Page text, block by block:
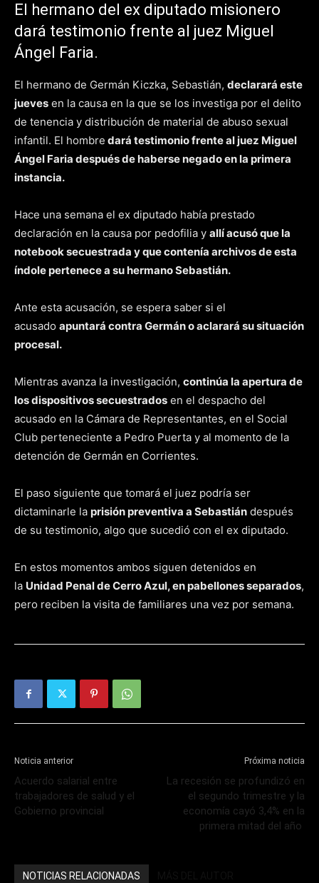
El hermano del ex diputado misionero
dará testimonio frente al juez Miguel
Ángel Faria.
El hermano de Germán Kiczka, Sebastián, declarará este
jueves en la causa en la que se los investiga por el delito
de tenencia y distribución de material de abuso sexual
infantil. El hombre dará testimonio frente al juez Miguel
Ángel Faria después de haberse negado en la primera
instancia.
Hace una semana el ex diputado había prestado
declaración en la causa por pedofilia y allí acusó que la
notebook secuestrada y que contenía archivos de esta
índole pertenece a su hermano Sebastián.
Ante esta acusación, se espera saber si el
acusado apuntará contra Germán o aclarará su situación
procesal.
Mientras avanza la investigación, continúa la apertura de
los dispositivos secuestrados en el despacho del
acusado en la Cámara de Representantes, en el Social
Club perteneciente a Pedro Puerta y al momento de la
detención de Germán en Corrientes.
El paso siguiente que tomará el juez podría ser
dictaminarle la prisión preventiva a Sebastián después
de su testimonio, algo que sucedió con el ex diputado.
En estos momentos ambos siguen detenidos en
la Unidad Penal de Cerro Azul, en pabellones separados,
pero reciben la visita de familiares una vez por semana.
Noticia anterior
Acuerdo salarial entre
trabajadores de salud y el
Gobierno provincial
Próxima noticia
La recesión se profundizó en
el segundo trimestre y la
economía cayó 3,4% en la
primera mitad del año
NOTICIAS RELACIONADAS